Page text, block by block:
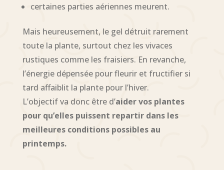
certaines parties aériennes meurent.
Mais heureusement, le gel détruit rarement
toute la plante, surtout chez les vivaces
rustiques comme les fraisiers. En revanche,
l’énergie dépensée pour fleurir et fructifier si
tard affaiblit la plante pour l’hiver.
L’objectif va donc être d’aider vos plantes
pour qu’elles puissent repartir dans les
meilleures conditions possiblesau
printemps.